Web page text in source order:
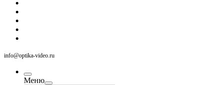
info@optika-video.ru
Меню